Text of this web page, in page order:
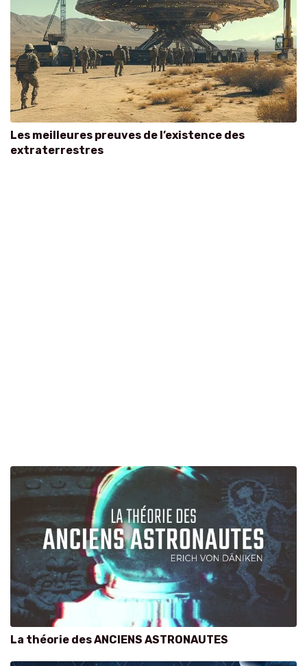
Les meilleures preuves de l’existence des
extraterrestres
La théorie des ANCIENS ASTRONAUTES